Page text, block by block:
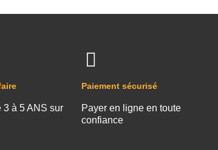
3 à 5 ANS sur
Paiement sécurisé
Payer en ligne en toute
confiance